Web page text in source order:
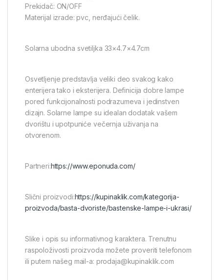
Prekidač: ON/OFF
Materijal izrade: pvc, nerđajući čelik.
Solarna ubodna svetiljka 33×4.7×4.7cm
Osvetljenje predstavlja veliki deo svakog kako
enterijera tako i eksterijera. Definicija dobre lampe
pored funkcijonalnosti podrazumeva i jedinstven
dizajn. Solarne lampe su idealan dodatak vašem
dvorištu i upotpuniće večernja uživanja na
otvorenom.
Partneri:https://www.eponuda.com/
Slični proizvodi:https://kupinaklik.com/kategorija-
proizvoda/basta-dvoriste/bastenske-lampe-i-ukrasi/
Slike i opis su informativnog karaktera. Trenutnu
raspoloživosti proizvoda možete proveriti telefonom
ili putem našeg mail-a: prodaja@kupinaklik.com